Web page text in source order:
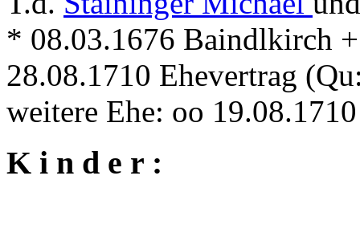
* 08.03.1676 Baindlkirch
28.08.1710 Ehevertrag
weitere Ehe: oo
K i n d e r :